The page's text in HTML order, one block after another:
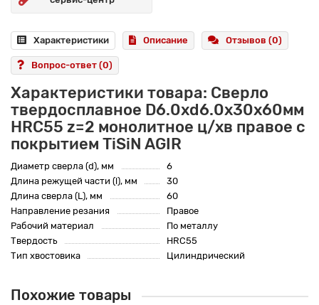
Характеристики Описание Отзывов (0)
Вопрос-ответ (0)
Характеристики товара: Сверло
твердосплавное D6.0xd6.0х30х60мм
HRC55 z=2 монолитное ц/хв правое с
покрытием TiSiN AGIR
Диаметр сверла (d), мм
6
Длина режущей части (l), мм
30
Длина сверла (L), мм
60
Направление резания
Правое
Рабочий материал
По металлу
Твердость
HRC55
Тип хвостовика
Цилиндрический
Похожие товары